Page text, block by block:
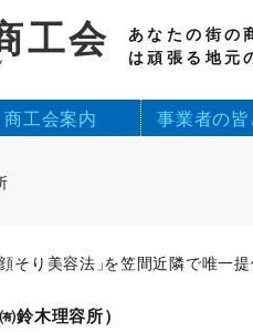
工会
あなたの街の
は頑張る地元
商工会案内 事業者の
そり美容法 」を笠間近隣で唯一提
㈲鈴木理容所）